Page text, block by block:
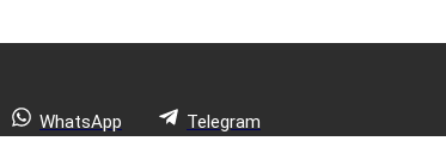
WhatsApp Telegram